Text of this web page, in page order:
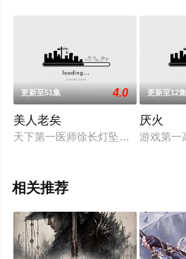
更新至51集 4.0
美人老矣
天下第一医师徐长灯坠崖身亡，其
更新至12
厌火
游戏第一
相关推荐